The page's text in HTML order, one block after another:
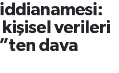
verileri
dava